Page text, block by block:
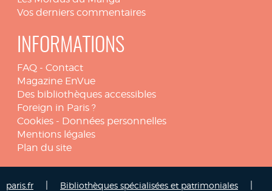
Vos derniers commentaires
INFORMATIONS
FAQ - Contact
Magazine EnVue
Des bibliothèques accessibles
Foreign in Paris ?
Cookies - Données personnelles
Mentions légales
Plan du site
paris.fr Bibliothèques spécialisées et patrimoniales